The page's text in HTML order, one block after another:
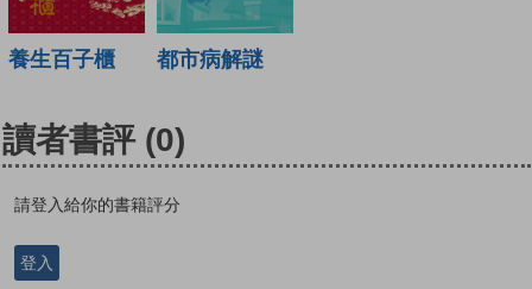
養生百子櫃 都市病解謎
讀者書評 (0)
請登入給你的書籍評分
登入